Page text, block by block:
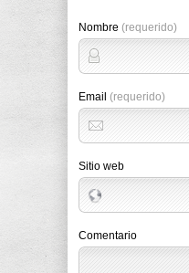
Nombre (requerido)
Email (requerido)
Sitio web
Comentario